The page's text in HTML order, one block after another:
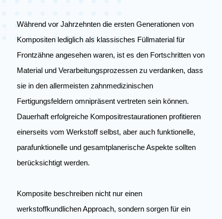
Während vor Jahrzehnten die ersten Generationen von
Kompositen lediglich als klassisches Füllmaterial für
Frontzähne angesehen waren, ist es den Fortschritten von
Material und Verarbeitungsprozessen zu verdanken, dass
sie in den allermeisten zahnmedizinischen
Fertigungsfeldern omnipräsent vertreten sein können.
Dauerhaft erfolgreiche Kompositrestaurationen profitieren
einerseits vom Werkstoff selbst, aber auch funktionelle,
parafunktionelle und gesamtplanerische Aspekte sollten
berücksichtigt werden.
Komposite beschreiben nicht nur einen
werkstoffkundlichen Approach, sondern sorgen für ein